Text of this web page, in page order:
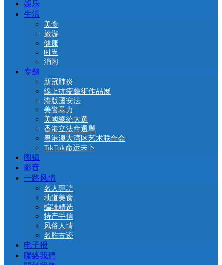
娛乐
生活
美食
旅游
健康
时尚
消闲
专题
新冠肺炎
線上抗疫藝術作品展
港版國安法
美警暴力
美國總統大選
香港立法會選舉
粤港澳大湾区艺术联合会
TikTok命运未卜
图辑
影音
一路风情
名人專訪
地道美食
编辑精选
特产手信
风俗人情
名胜古迹
电子报
聯絡我們